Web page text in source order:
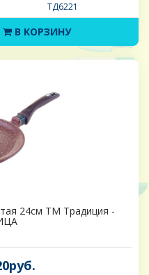
ТД6221
В КОРЗИНУ
24см ТМ Традиция -